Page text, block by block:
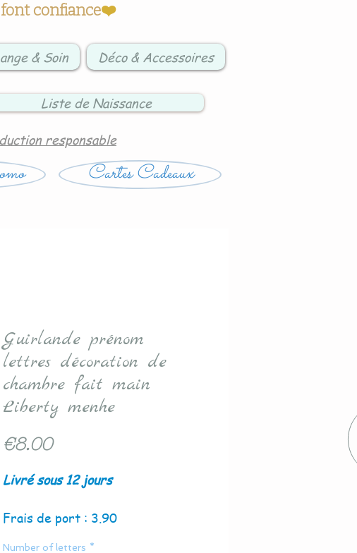
confiance❤️
& Soin Déco & Accessoires
Liste de Naissance
responsable
Cartes Cadeaux
Guirlande prénom
lettres décoration de
chambre fait main
Liberty menhe
€8.00Price
Livré sous 12 jours
Frais de port : 3.90
Number of letters *